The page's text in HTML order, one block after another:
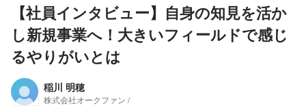
【社員インタビュー】自身の知見を活か
し新規事業へ！大きいフィールドで感じ
るやりがいとは
稲川 明穂
株式会社オークファン /